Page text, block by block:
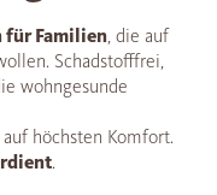
für Familien, die auf
Schadstofffrei,
wohngesunde
auf höchsten Komfort.
.